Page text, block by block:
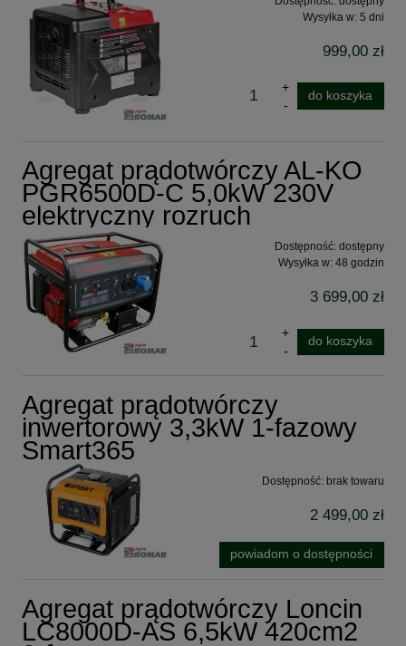
Wysyłka w: 5 dni
999,00 zł
do koszyka
Agregat prądotwórczy AL-KO
PGR6500D-C 5,0kW 230V
elektryczny rozruch
Dostępność: dostępny
Wysyłka w: 48 godzin
3 699,00 zł
do koszyka
Agregat prądotwórczy
inwertorowy 3,3kW 1-fazowy
Smart365
Dostępność: brak towaru
2 499,00 zł
powiadom o dostępności
Agregat prądotwórczy Loncin
LC8000D-AS 6,5kW 420cm2